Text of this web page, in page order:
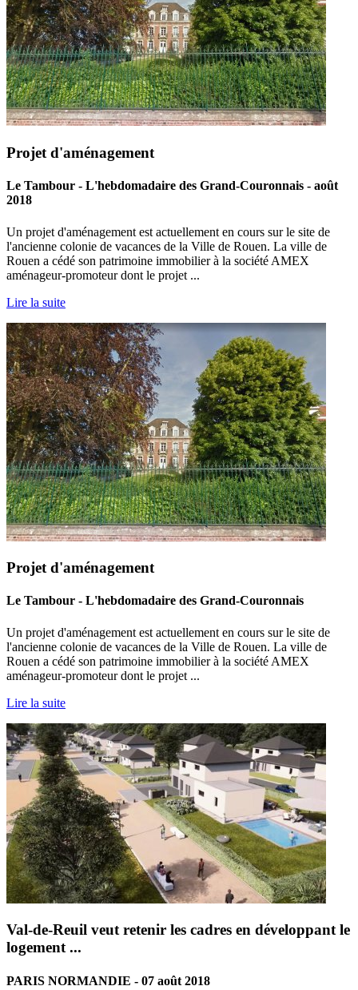
Projet d'aménagement
Le Tambour - L'hebdomadaire des Grand-Couronnais - août
2018
Un projet d'aménagement est actuellement en cours sur le site de
l'ancienne colonie de vacances de la Ville de Rouen. La ville de
Rouen a cédé son patrimoine immobilier à la société AMEX
aménageur-promoteur dont le projet ...
Lire la suite
Projet d'aménagement
Le Tambour - L'hebdomadaire des Grand-Couronnais
Un projet d'aménagement est actuellement en cours sur le site de
l'ancienne colonie de vacances de la Ville de Rouen. La ville de
Rouen a cédé son patrimoine immobilier à la société AMEX
aménageur-promoteur dont le projet ...
Lire la suite
Val-de-Reuil veut retenir les cadres en développant le
logement ...
PARIS NORMANDIE - 07 août 2018